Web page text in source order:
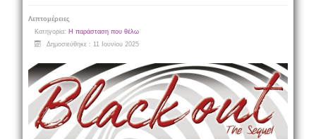
Λεπτομέρειες
Κατηγορία: Η παράσταση που θέλω
Δημοσιεύθηκε : 11 Ιουνίου 2025